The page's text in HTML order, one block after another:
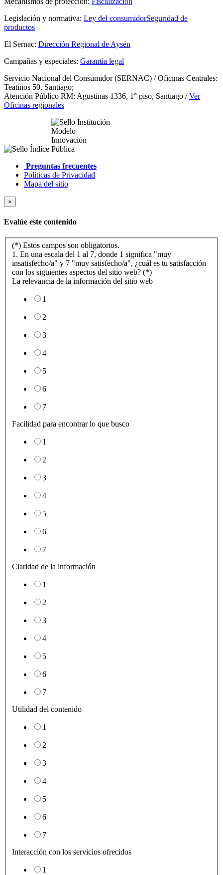
Legislación y normativa: Ley del consumidorSeguridad de
productos
El Sernac: Dirección Regional de Aysén
Campañas y especiales: Garantía legal
Servicio Nacional del Consumidor (SERNAC) / Oficinas Centrales:
Teatinos 50, Santiago;
Atención Público RM: Agustinas 1336, 1° piso, Santiago /Ver
Oficinas regionales
Preguntas frecuentes
Políticas de Privacidad
Mapa del sitio
×
Evalúe este contenido
(*) Estos campos son obligatorios.
1. En una escala del 1 al 7, donde 1 significa "muy
insatisfecho/a" y 7 "muy satisfecho/a", ¿cuál es tu satisfacción
con los siguientes aspectos del sitio web? (*)
La relevancia de la información del sitio web
1
2
3
4
5
6
7
Facilidad para encontrar lo que busco
1
2
3
4
5
6
7
Claridad de la información
1
2
3
4
5
6
7
Utilidad del contenido
1
2
3
4
5
6
7
Interacción con los servicios ofrecidos
1